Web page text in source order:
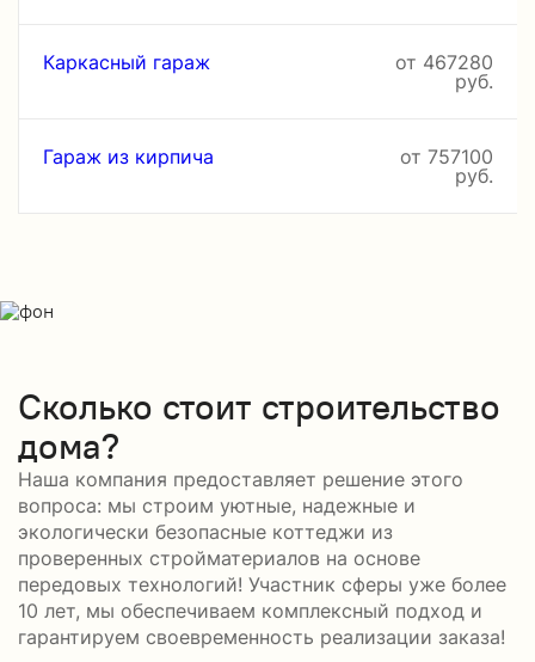
Каркасный гараж
от 467280
руб.
Гараж из кирпича
от 757100
руб.
Сколько стоит строительство
дома?
Наша компания предоставляет решение этого
вопроса: мы строим уютные, надежные и
экологически безопасные коттеджи из
проверенных стройматериалов на основе
передовых технологий! Участник сферы уже более
10 лет, мы обеспечиваем комплексный подход и
гарантируем своевременность реализации заказа!